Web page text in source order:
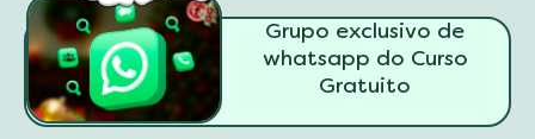
Grupo exclusivo de
whatsapp do Curso
Gratuito